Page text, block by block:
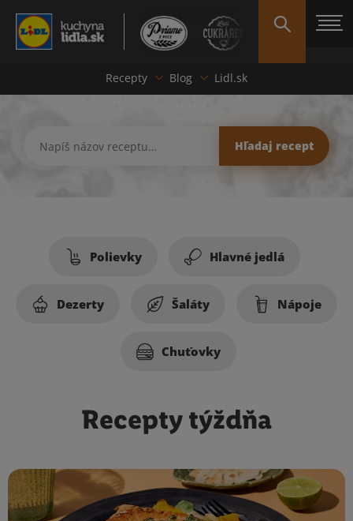
Recepty Blog Lidl.sk
Hľadaj recept
Polievky Hlavné jedlá
Dezerty Šaláty Nápoje
Chuťovky
Recepty týždňa
Zoznam receptov